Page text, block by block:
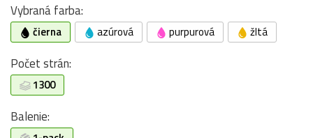
Vybraná farba:
čierna azúrová purpurová žltá
Počet strán:
1300
Balenie: